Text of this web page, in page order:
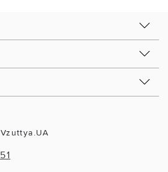
Це класичні варіанти, які
Завдяки цьому вони стають
у будь-який час року. Головне,
розмір, так як нога може
популярні моделі на ремінці,
для людей невисокого зросту
де саме проходить ремінець.
б це була поперечна лінія